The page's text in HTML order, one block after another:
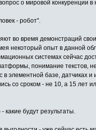
о мировой конкуренции в
- робот".
во время демонстраций
некоторый опыт в данной
системах сейчас
понимание текстов,
в элементной базе, датчиках
со сроком - не 10, а 15 лет
какие будут результаты.